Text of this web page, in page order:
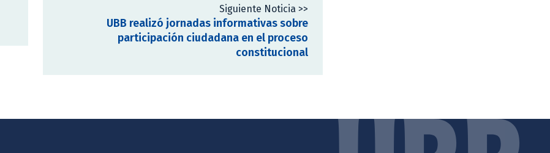
Siguiente Noticia >>
UBB realizó jornadas informativas sobre
participación ciudadana en el proceso
constitucional